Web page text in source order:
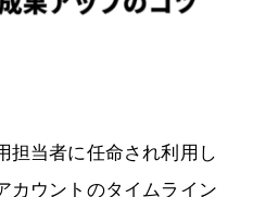
担当者に任命され利用し
カウントのタイムライン